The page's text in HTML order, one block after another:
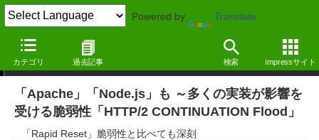
Powered by Translate
カテゴリ 過去記事 検索 Impressサイト
ニュース
「Apache」「Node.js」も ～多くの実装が影響を
受ける脆弱性「HTTP/2 CONTINUATION Flood」
「Rapid Reset」脆弱性と比べても深刻